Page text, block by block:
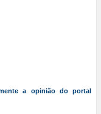
a opinião do portal